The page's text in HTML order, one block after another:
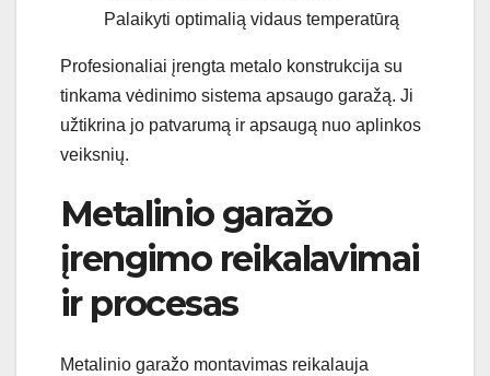
Palaikyti optimalią vidaus temperatūrą
Profesionaliai įrengta metalo konstrukcija su
tinkama vėdinimo sistema apsaugo garažą. Ji
užtikrina jo patvarumą ir apsaugą nuo aplinkos
veiksnių.
Metalinio garažo
įrengimo reikalavimai
ir procesas
Metalinio garažo montavimas reikalauja